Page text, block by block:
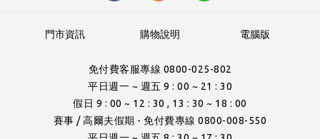
電腦版
購物說明
門市資訊
免付費客服專線 0800-025-802
平日週一 ~ 週五 9 : 00 ~ 21 : 30
假日 9 : 00 ~ 12 : 30 , 13 : 30 ~ 18 : 00
賽事 / 高爾夫假期 - 免付費專線 0800-008-550